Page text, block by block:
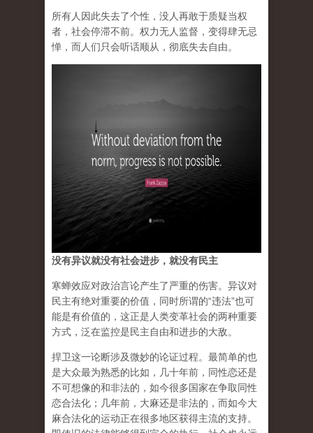
所有人因此失去了个性，没人再敢于质疑当权
者，社会停滞不前。权力无人监督，变得肆无忌
惮，而人们只会听话顺从，彻底失去自由。
没有异议就没有社会进步，就没有民主
寒蝉效应对政治言论产生了严重的伤害。异议对
民主有绝对重要的价值，同时所谓的“违法”也可
能是有价值的，这正是人类变革社会的两种重要
方式， 泛在监控是民主自由和进步的大敌。
捍卫这一论断涉及微妙的论证过程。最简单的也
是大众最为熟悉的比如，几十年前，同性恋还是
不可想像的和非法的，如今很多国家在争取同性
恋合法化；几年前，大麻还是非法的，而如今大
麻合法化的运动正在很多地区获得主流的支持。